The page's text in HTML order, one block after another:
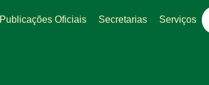
Publicações Oficiais Secretarias Serviços